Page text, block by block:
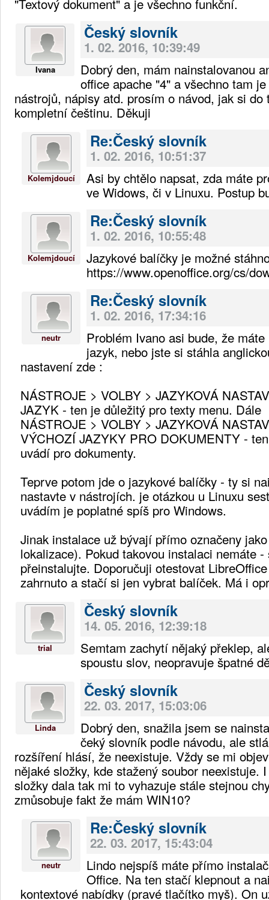
Ivana
Český slovník
1. 02. 2016, 10:39:49
Dobrý den, mám nainstalovanou
office apache "4" a všechno tam
nástrojů, nápisy atd. prosím o návod, jak si do
kompletní češtinu. Děkuji
Kolemjdoucí
Re:Český slovník
1. 02. 2016, 10:51:37
Asi by chtělo napsat, zda máte
ve Widows, či v Linuxu. Postup
Kolemjdoucí
Re:Český slovník
1. 02. 2016, 10:55:48
Jazykové balíčky je možné
https://www.openoffice.org/cs/
neutr
Re:Český slovník
1. 02. 2016, 17:34:16
Problém Ivano asi bude, že
jazyk, nebo jste si stáhla
nastavení zde :
NÁSTROJE > VOLBY > JAZYKOVÁ
JAZYK - ten je důležitý pro texty menu. Dále
NÁSTROJE > VOLBY > JAZYKOVÁ
VÝCHOZÍ JAZYKY PRO DOKUMENTY -
uvádí pro dokumenty.
Teprve potom jde o jazykové balíčky - ty si
nastavte v nástrojích. je otázkou u Linuxu
uvádím je poplatné spíš pro Windows.
Jinak instalace už bývají přímo označeny
lokalizace). Pokud takovou instalaci nemáte
přeinstalujte. Doporučuji otestovat
zahrnuto a stačí si jen vybrat balíček. Má i
trial
Český slovník
14. 05. 2016, 12:39:18
Semtam zachytí nějaký překlep,
spoustu slov, neopravuje špatné
Linda
Český slovník
22. 03. 2017, 15:03:06
Dobrý den, snažila jsem se
čeký slovník podle návodu, ale
rozšíření hlásí, že neexistuje. Vždy se mi
nějaké složky, kde stažený soubor neexistuje.
složky dala tak mi to vyhazuje stále stejnou
zmůsobuje fakt že mám WIN10?
neutr
Re:Český slovník
22. 03. 2017, 15:43:04
Lindo nejspíš máte přímo
Office. Na ten stačí klepnout a
kontextové nabídky (pravé tlačítko myš). On